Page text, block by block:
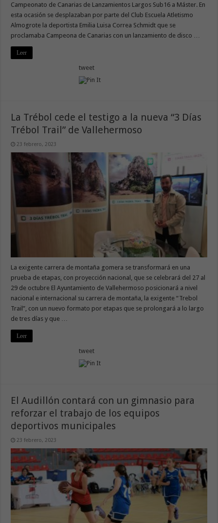
Campeonato de Canarias de Lanzamientos Largos Sub16 a Máster. En
esta ocasión se desplazaban por parte del Club Escuela Atletismo
Almogrote la deportista Emilia Luisa Correa Schmidt que se
proclamaba Campeona de Canarias con un lanzamiento de disco …
Leer
tweet
La Trébol cede el testigo a la nueva “3 Días
Trébol Trail” de Vallehermoso
23 febrero, 2023
La exigente carrera de montaña gomera se transformará en una
prueba de etapas, con proyección nacional, que se celebrará del 27 al
29 de octubre El Ayuntamiento de Vallehermoso posicionará a nivel
nacional e internacional su carrera de montaña, la exigente “Trebol
Trail”, con un nuevo formato por etapas que se prolongará a lo largo
de tres días y que …
Leer
tweet
El Audillón contará con un gimnasio para
reforzar el trabajo de los equipos
deportivos municipales
23 febrero, 2023